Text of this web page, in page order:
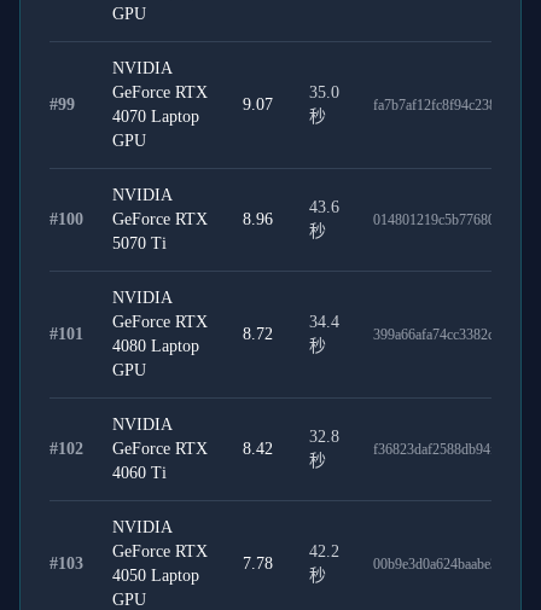
GPU
#99
NVIDIA
GeForce RTX
4070 Laptop
GPU
9.07
35.0
秒
fa7b7af12fc8f94c2388
#100
NVIDIA
GeForce RTX
5070 Ti
8.96
43.6
秒
014801219c5b776805df
#101
NVIDIA
GeForce RTX
4080 Laptop
GPU
8.72
34.4
秒
399a66afa74cc3382c2e
#102
NVIDIA
GeForce RTX
4060 Ti
8.42
32.8
秒
f36823daf2588db94fac
#103
NVIDIA
GeForce RTX
4050 Laptop
GPU
7.78
42.2
秒
00b9e3d0a624baabe353